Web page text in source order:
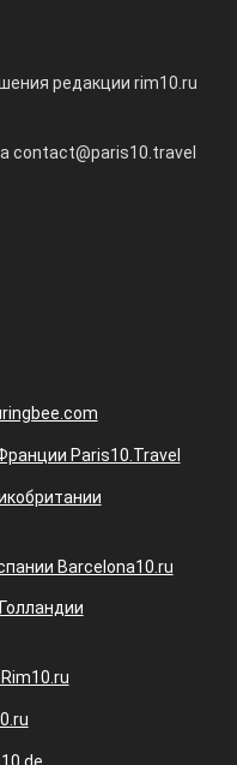
редакции rim10.ru
contact@paris10.travel
Paris10.Travel
Barcelona10.ru